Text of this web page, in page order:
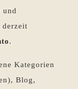
und
derzeit
.
Kategorien
Blog,